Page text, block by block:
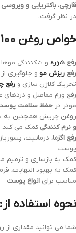
قارچی، باکتریایی و ویروسی
در نظر گرفت.
خواص روغن 100% گیاهی چریش نلا:
رفع شوره و شکنندگی موها
رفع ریزش مو و جلوگیری از
تحریک کلاژن سازی و رفع
رفع ورم مفاصل و دردهای
موثر در حفظ سلامت
روغن چریش همچنین به
و نرم کنندگیکمک می کند
رفع اگزما، درماتیت،
پوست
کمک به بازسازی و
کمک به بهبود التهابات،
مناسب برای انواع پوست
نحوه استفاده از:
شما می توانید مقداری از